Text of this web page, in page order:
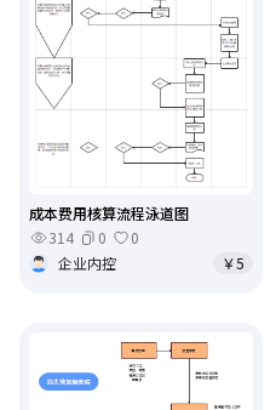
成本费用核算流程泳道图
314
0
0
企业内控
￥5